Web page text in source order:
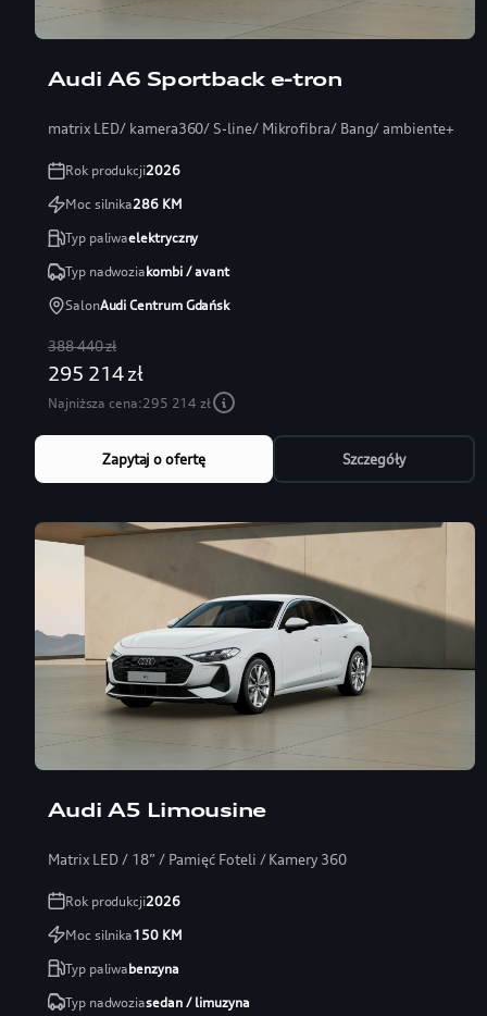
Audi A6 Sportback e-tron
matrix LED/ kamera360/ S-line/ Mikrofibra/ Bang/ ambiente+
Rok produkcji2026
Moc silnika286KM
Typ paliwaelektryczny
Typ nadwoziakombi / avant
SalonAudi Centrum Gdańsk
388 440 zł
295 214 zł
Najniższa cena:295 214 zł
Zapytaj o ofertę Szczegóły
Audi A5 Limousine
Matrix LED / 18” / Pamięć Foteli / Kamery 360
Rok produkcji2026
Moc silnika150KM
Typ paliwabenzyna
Typ nadwoziasedan / limuzyna